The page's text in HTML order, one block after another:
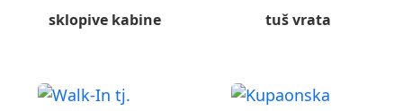
sklopive kabine tuš vrata